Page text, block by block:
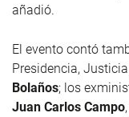
añadió.
El evento contó
Presidencia,
Bolaños; los
Juan Carlos Campo